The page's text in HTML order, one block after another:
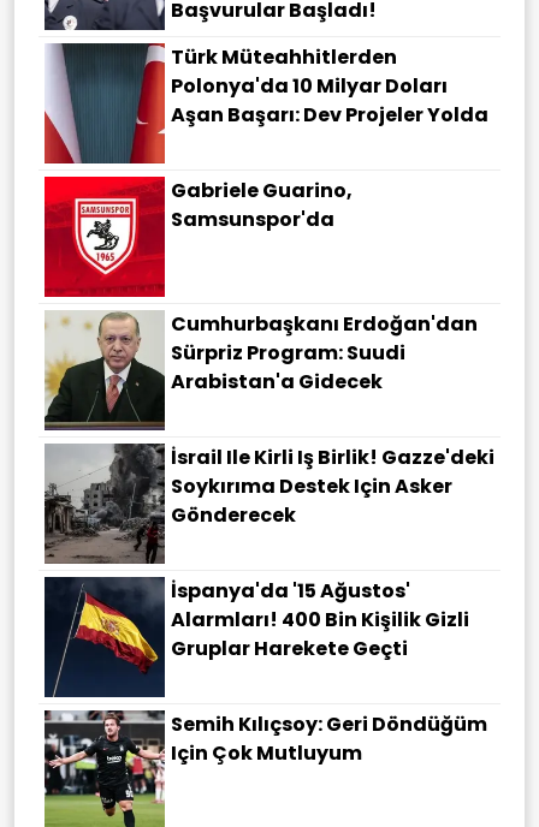
Başvurular Başladı!
Türk Müteahhitlerden
Polonya'da 10 Milyar Doları
Aşan Başarı: Dev Projeler Yolda
Gabriele Guarino,
Samsunspor'da
Cumhurbaşkanı Erdoğan'dan
Sürpriz Program: Suudi
Arabistan'a Gidecek
İsrail Ile Kirli Iş Birlik! Gazze'deki
Soykırıma Destek Için Asker
Gönderecek
İspanya'da '15 Ağustos'
Alarmları! 400 Bin Kişilik Gizli
Gruplar Harekete Geçti
Semih Kılıçsoy: Geri Döndüğüm
Için Çok Mutluyum